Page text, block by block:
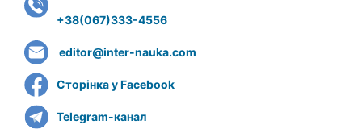
+38(067)333-4556
editor@inter-nauka.com
Сторінка у Facebook
Telegram-канал